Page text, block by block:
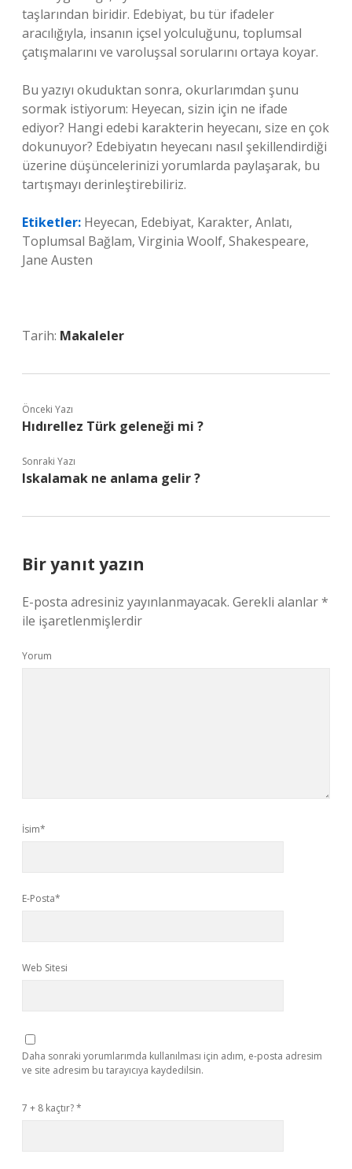
taşlarından biridir. Edebiyat, bu tür ifadeler
aracılığıyla, insanın içsel yolculuğunu, toplumsal
çatışmalarını ve varoluşsal sorularını ortaya koyar.
Bu yazıyı okuduktan sonra, okurlarımdan şunu
sormak istiyorum: Heyecan, sizin için ne ifade
ediyor? Hangi edebi karakterin heyecanı, size en çok
dokunuyor? Edebiyatın heyecanı nasıl şekillendirdiği
üzerine düşüncelerinizi yorumlarda paylaşarak, bu
tartışmayı derinleştirebiliriz.
Etiketler: Heyecan, Edebiyat, Karakter, Anlatı,
Toplumsal Bağlam, Virginia Woolf, Shakespeare,
Jane Austen
Tarih: Makaleler
Önceki Yazı
Hıdırellez Türk geleneği mi ?
Sonraki Yazı
Iskalamak ne anlama gelir ?
Bir yanıt yazın
E-posta adresiniz yayınlanmayacak. Gerekli alanlar*
ile işaretlenmişlerdir
Yorum
İsim*
E-Posta*
Web Sitesi
Daha sonraki yorumlarımda kullanılması için adım, e-posta adresim
ve site adresim bu tarayıcıya kaydedilsin.
7 + 8 kaçtır?*